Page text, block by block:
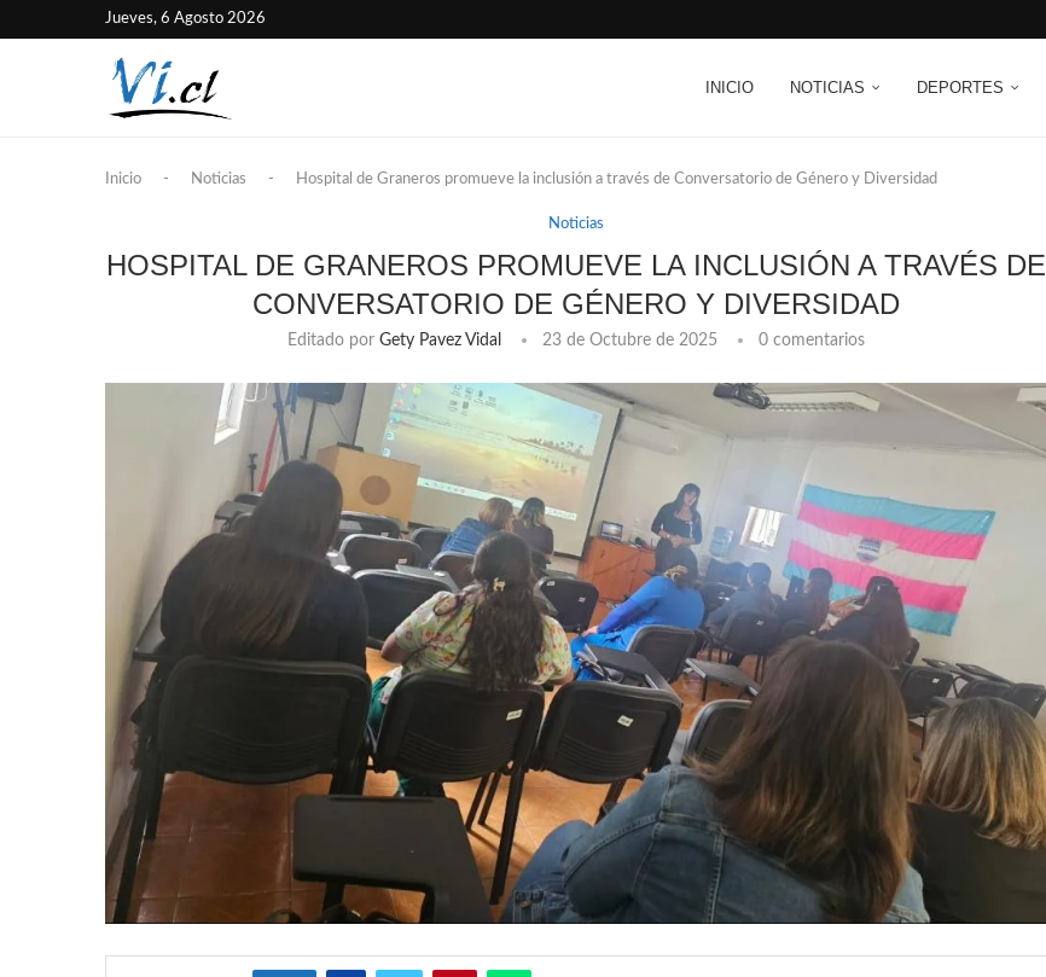
Jueves, 6 Agosto 2026
INICIO NOTICIAS DEPORTES
Inicio - Noticias - Hospital de Graneros promueve la inclusión a través de Conversatorio de Género y Diversidad
Noticias
HOSPITAL DE GRANEROS PROMUEVE LA INCLUSIÓN A TRAVÉS DE
CONVERSATORIO DE GÉNERO Y DIVERSIDAD
Editado por Gety Pavez Vidal 23 de Octubre de 2025 0 comentarios